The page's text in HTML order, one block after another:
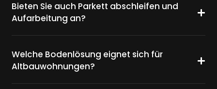
Bieten Sie auch Parkett abschleifen und
Aufarbeitung an?
Welche Bodenlösung eignet sich für
Altbauwohnungen?